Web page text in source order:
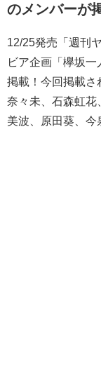
のメンバーが
12/25発売「週刊
ビア企画「欅坂
掲載！今回掲載さ
奈々未、石森虹花
美波、原田葵、今